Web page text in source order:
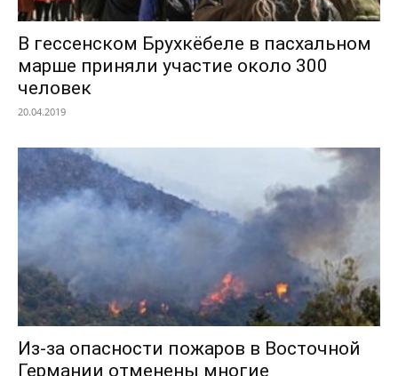
В гессенском Брухкёбеле в пасхальном
марше приняли участие около 300
человек
20.04.2019
Из-за опасности пожаров в Восточной
Германии отменены многие